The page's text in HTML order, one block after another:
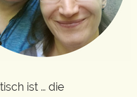
ist … die